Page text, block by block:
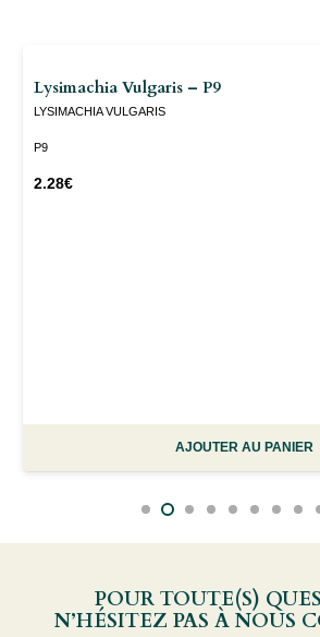
Lysimachia Vulgaris – P9
LYSIMACHIA VULGARIS
P9
2.28€
AJOUTER AU PANIER
POUR TOUTE(S)
N’HÉSITEZ PAS À NOUS